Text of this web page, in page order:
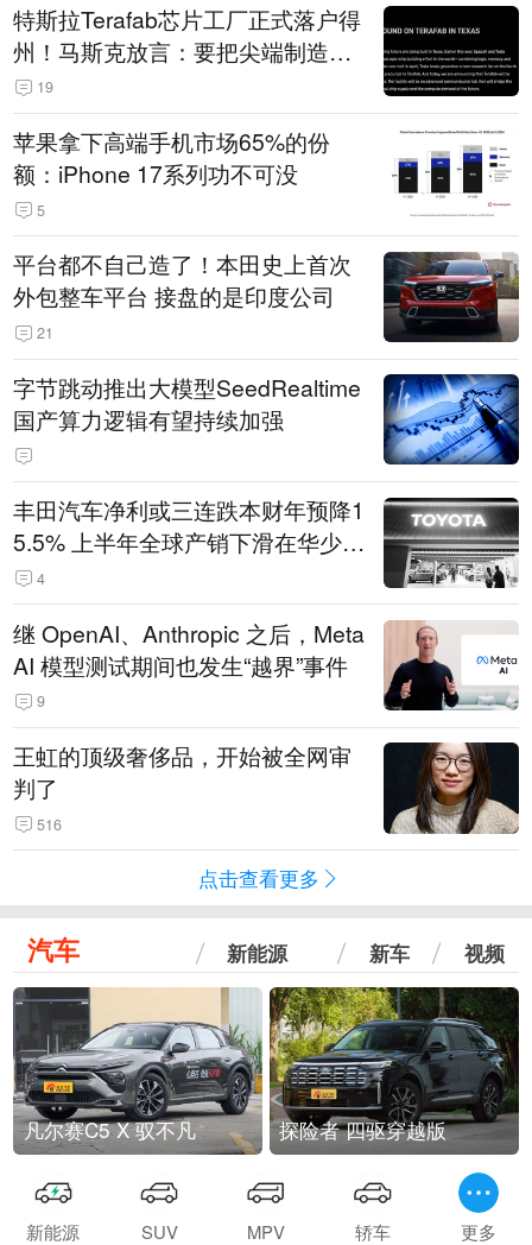
特斯拉Terafab芯片工厂正式落户得
州！马斯克放言：要把尖端制造带
回美国
19
苹果拿下高端手机市场65%的份
额：iPhone 17系列功不可没
5
平台都不自己造了！本田史上首次
外包整车平台 接盘的是印度公司
21
字节跳动推出大模型SeedRealtime
国产算力逻辑有望持续加强
丰田汽车净利或三连跌本财年预降1
5.5% 上半年全球产销下滑在华少卖
14.3万辆
4
继 OpenAI、Anthropic 之后，Meta
AI 模型测试期间也发生“越界”事件
9
王虹的顶级奢侈品，开始被全网审
判了
516
点击查看更多
汽车 新能源 新车 视频
凡尔赛C5 X 驭不凡 探险者 四驱穿越版
新能源 SUV MPV 轿车 更多